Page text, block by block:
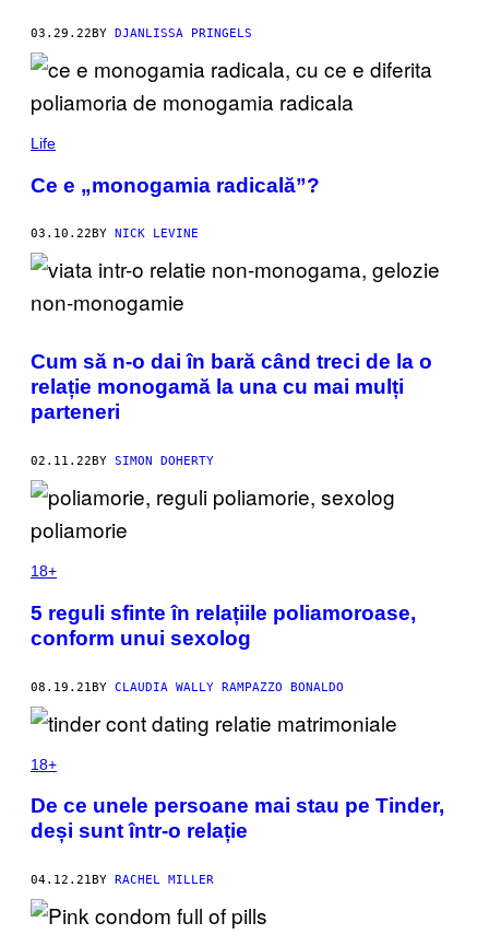
03.29.22BY DJANLISSA PRINGELS
Life
Ce e „monogamia radicală”?
03.10.22 BY NICK LEVINE
Cum să n-o dai în bară când treci de la o
relație monogamă la una cu mai mulți
parteneri
02.11.22BY SIMON DOHERTY
18+
5 reguli sfinte în relațiile poliamoroase,
conform unui sexolog
08.19.21BY CLAUDIA WALLY RAMPAZZO BONALDO
18+
De ce unele persoane mai stau pe Tinder,
deși sunt într-o relație
04.12.21 BY RACHEL MILLER